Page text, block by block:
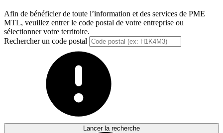
Afin de bénéficier de toute l’information et des services de PME
MTL, veuillez entrer le code postal de votre entreprise ou
sélectionner votre territoire.
Rechercher un code postal
Lancer la recherche